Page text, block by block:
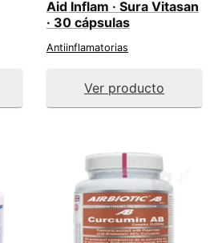
Aid Inflam · Sura Vitasan
· 30 cápsulas
Antiinflamatorias
Ver producto